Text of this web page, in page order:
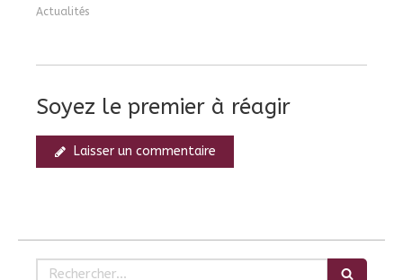
Actualités
Soyez le premier à réagir
Laisser un commentaire
Rechercher